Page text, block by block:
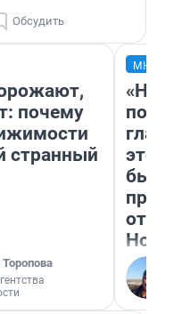
Обсудить
почему
странный
этого
бьет